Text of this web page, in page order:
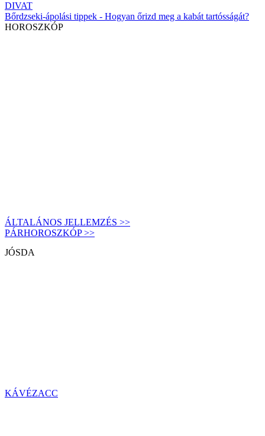
DIVAT
Bőrdzseki-ápolási tippek - Hogyan őrizd meg a kabát tartósságát?
HOROSZKÓP
ÁLTALÁNOS JELLEMZÉS >>
PÁRHOROSZKÓP >>
JÓSDA
KÁVÉZACC